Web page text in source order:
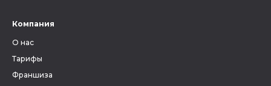
Компания
О нас
Тарифы
Франшиза